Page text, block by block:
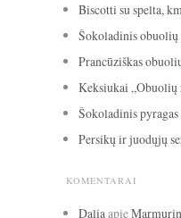
Biscotti su spelta,
Šokoladinis obuolių
Prancūziškas
Keksiukai „Obuolių
Šokoladinis
Persikų ir juodųjų
KOMENTARAI
Daliaapie